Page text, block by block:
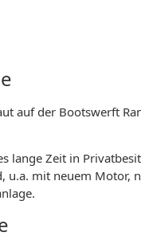
auf der Bootswerft
lange Zeit in
mit neuem Motor,